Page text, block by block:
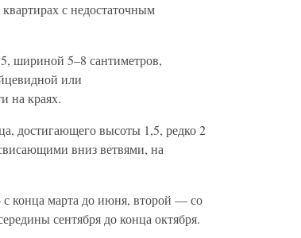
с недостаточным
шириной 5–8 сантиметров,
или
на краях.
достигающего высоты 1,5, редко 2
вниз ветвями, на
конца марта до июня, второй — со
сентября до конца октября.